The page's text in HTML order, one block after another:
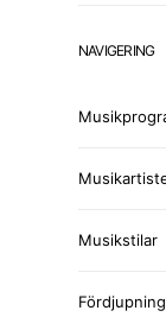
NAVIGERING
Musikstilar
Fördjupning